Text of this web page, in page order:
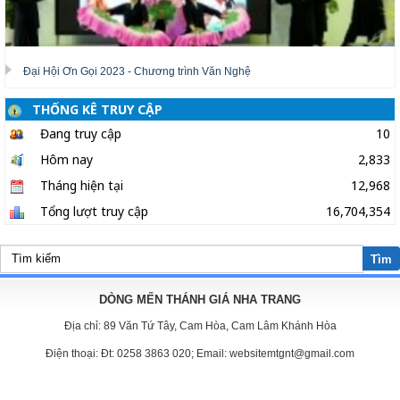
Đại Hội Ơn Gọi 2023 - Chương trình Văn Nghệ
THỐNG KÊ TRUY CẬP
Đang truy cập
10
Hôm nay
2,833
Tháng hiện tại
12,968
Tổng lượt truy cập
16,704,354
Tìm
DÒNG MẾN THÁNH GIÁ NHA TRANG
Địa chỉ: 89 Văn Tứ Tây, Cam Hòa, Cam Lâm Khánh Hòa
Điện thoại: Đt: 0258 3863 020; Email: websitemtgnt@gmail.com